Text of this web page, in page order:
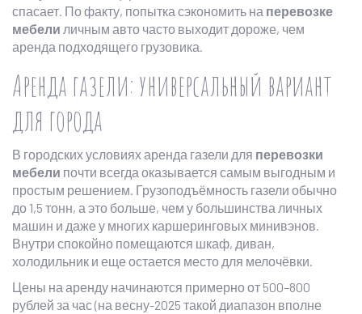
спасает. По факту, попытка сэкономить на перевозке
мебели личным авто часто выходит дороже, чем
аренда подходящего грузовика.
Аренда газели: универсальный вариант
для города
В городских условиях аренда газели для перевозки
мебели почти всегда оказывается самым выгодным и
простым решением. Грузоподъёмность газели обычно
до 1,5 тонн, а это больше, чем у большинства личных
машин и даже у многих каршеринговых минивэнов.
Внутри спокойно помещаются шкаф, диван,
холодильник и еще остается место для мелочёвки.
Цены на аренду начинаются примерно от 500–800
рублей за час (на весну-2025 такой диапазон вполне